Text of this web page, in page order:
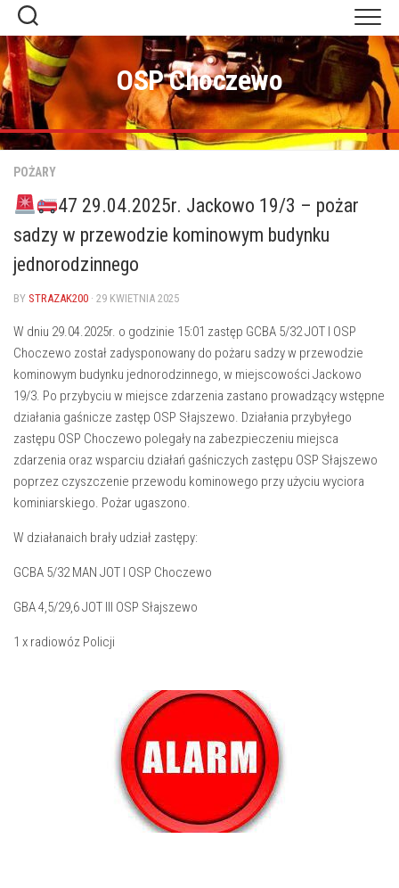
Skip
content
OSP Choczewo
POŻARY
47 29.04.2025r. Jackowo 19/3 – pożar
sadzy w przewodzie kominowym budynku
jednorodzinnego
BY STRAZAK200 · 29 KWIETNIA 2025
W dniu 29.04.2025r. o godzinie 15:01 zastęp GCBA 5/32 JOT I OSP
Choczewo został zadysponowany do pożaru sadzy w przewodzie
kominowym budynku jednorodzinnego, w miejscowości Jackowo
19/3. Po przybyciu w miejsce zdarzenia zastano prowadzący wstępne
działania gaśnicze zastęp OSP Słajszewo. Działania przybyłego
zastępu OSP Choczewo polegały na zabezpieczeniu miejsca
zdarzenia oraz wsparciu działań gaśniczych zastępu OSP Słajszewo
poprzez czyszczenie przewodu kominowego przy użyciu wyciora
kominiarskiego. Pożar ugaszono.
W działanaich brały udział zastępy:
GCBA 5/32 MAN JOT I OSP Choczewo
GBA 4,5/29,6 JOT III OSP Słajszewo
1 x radiowóz Policji